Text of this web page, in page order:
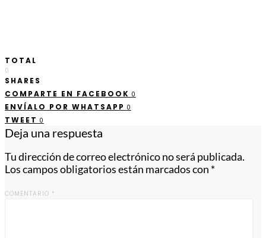
TOTAL
0
SHARES
COMPARTE EN FACEBOOK 0
ENVÍALO POR WHATSAPP 0
TWEET 0
Deja una respuesta
Tu dirección de correo electrónico no será publicada.
Los campos obligatorios están marcados con *
COMENTARIO *